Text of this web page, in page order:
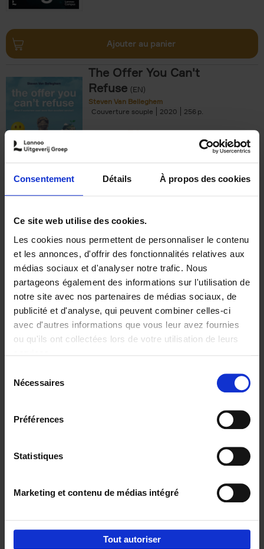
Consentement Détails À propos des cookies
Ce site web utilise des cookies.
Les cookies nous permettent de personnaliser le contenu
et les annonces, d'offrir des fonctionnalités relatives aux
médias sociaux et d'analyser notre trafic. Nous
partageons également des informations sur l'utilisation de
notre site avec nos partenaires de médias sociaux, de
publicité et d'analyse, qui peuvent combiner celles-ci
avec d'autres informations que vous leur avez fournies
ou qu'ils ont collectées lors de votre utilisation de leurs
Nécessaires
Préférences
Statistiques
Marketing et contenu de médias intégré
Tout autoriser
Ajouter au panier
The Offer You Can't
Refuse (EN)
Steven Van Belleghem
Couverture souple
2020 256
€37,50
Building Bonds = Building
Business
Jochen Roef Jozefien De Feyter
Carolien Boom
Couverture souple
2025 200
€29,99
Digital marketing like a PRO -
completely revised edition (EN)